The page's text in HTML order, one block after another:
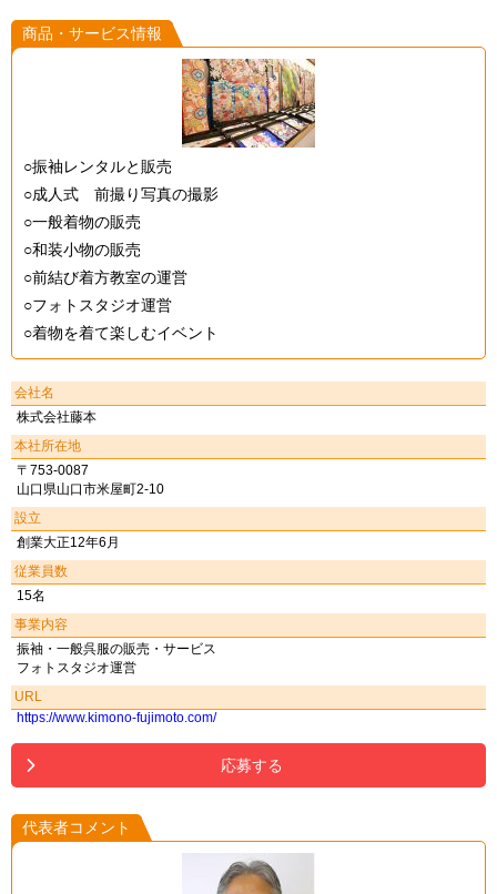
商品・サービス情報
○振袖レンタルと販売
○成人式 前撮り写真の撮影
○一般着物の販売
○和装小物の販売
○前結び着方教室の運営
○フォトスタジオ運営
○着物を着て楽しむイベント
会社名
株式会社藤本
本社所在地
〒753-0087
山口県山口市米屋町2-10
設立
創業大正12年6月
従業員数
15名
事業内容
振袖・一般呉服の販売・サービス
フォトスタジオ運営
URL
https://www.kimono-fujimoto.com/
応募する
代表者コメント